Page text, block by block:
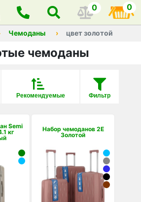
0 0
Чемоданы цвет золотой
чемоданы
Фильтр
Рекомендуемые
Semi
кг
Набор чемоданов 2E
Золотой